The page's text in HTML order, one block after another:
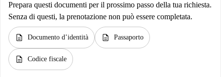
Prepara questi documenti per il prossimo passo della tua richiesta.
Senza di questi, la prenotazione non può essere completata.
description Documento d’identità description Passaporto
description Codice fiscale